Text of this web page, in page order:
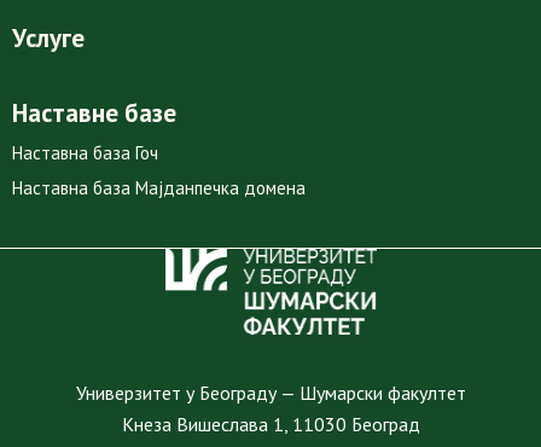
Услуге
Наставне базе
Наставна база Гоч
Наставна база Мајданпечка домена
Универзитет у Београду — Шумарски факултет
Кнеза Вишеслава 1, 11030 Београд